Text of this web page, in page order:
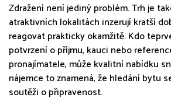
Zdražení není jediný problém. Trh je
atraktivních lokalitách inzerují kratší
reagovat prakticky okamžitě. Kdo
potvrzení o příjmu, kauci nebo
pronajímatele, může kvalitní nabídku
nájemce to znamená, že hledání bytu
soutěži o připravenost.